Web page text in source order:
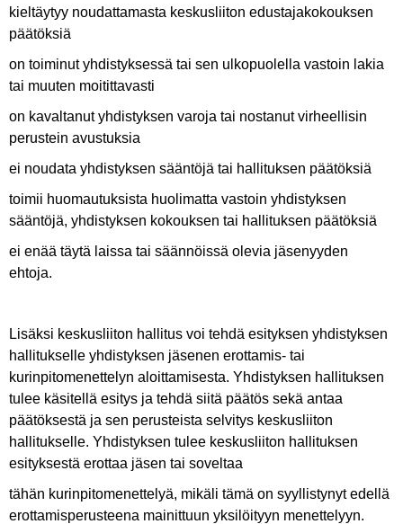
kieltäytyy noudattamasta keskusliiton edustajakokouksen
päätöksiä
on toiminut yhdistyksessä tai sen ulkopuolella vastoin lakia
tai muuten moitittavasti
on kavaltanut yhdistyksen varoja tai nostanut virheellisin
perustein avustuksia
ei noudata yhdistyksen sääntöjä tai hallituksen päätöksiä
toimii huomautuksista huolimatta vastoin yhdistyksen
sääntöjä, yhdistyksen kokouksen tai hallituksen päätöksiä
ei enää täytä laissa tai säännöissä olevia jäsenyyden
ehtoja.
Lisäksi keskusliiton hallitus voi tehdä esityksen yhdistyksen
hallitukselle yhdistyksen jäsenen erottamis- tai
kurinpitomenettelyn aloittamisesta. Yhdistyksen hallituksen
tulee käsitellä esitys ja tehdä siitä päätös sekä antaa
päätöksestä ja sen perusteista selvitys keskusliiton
hallitukselle. Yhdistyksen tulee keskusliiton hallituksen
esityksestä erottaa jäsen tai soveltaa
tähän kurinpitomenettelyä, mikäli tämä on syyllistynyt edellä
erottamisperusteena mainittuun yksilöityyn menettelyyn.